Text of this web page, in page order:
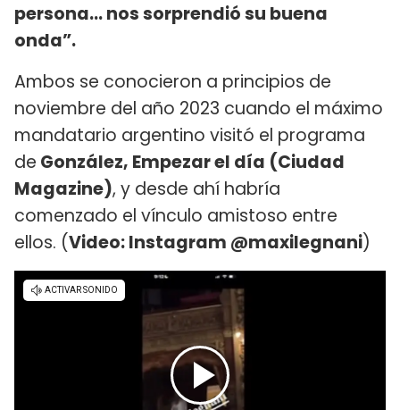
persona... nos sorprendió su buena
onda”.
Ambos se conocieron a principios de
noviembre del año 2023 cuando el máximo
mandatario argentino visitó el programa
de González, Empezar el día (Ciudad
Magazine), y desde ahí habría
comenzado el vínculo amistoso entre
ellos. (Video: Instagram @maxilegnani)